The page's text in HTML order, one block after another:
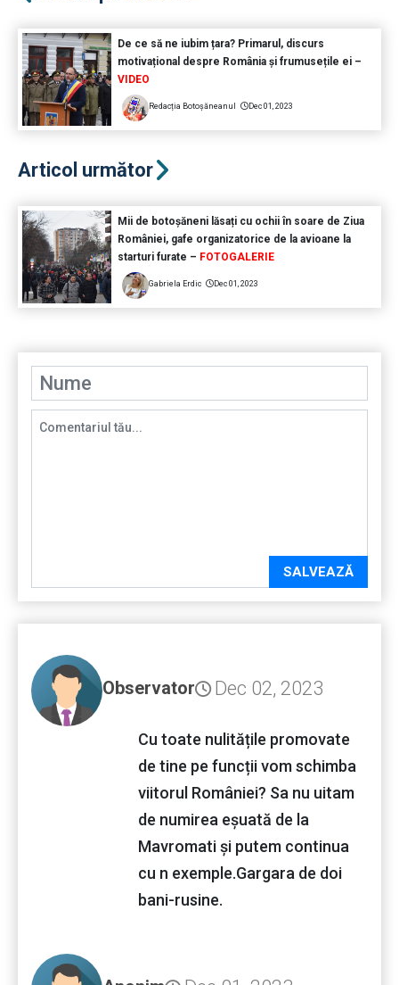
De ce să ne iubim țara? Primarul, discurs
motivațional despre România și frumusețile ei –
VIDEO
Redacția Botoșăneanul Dec 01, 2023
Articol următor
Mii de botoșăneni lăsați cu ochii în soare de Ziua
României, gafe organizatorice de la avioane la
starturi furate – FOTOGALERIE
Gabriela Erdic Dec 01, 2023
SALVEAZĂ
Observator Dec 02, 2023
Cu toate nulitățile promovate
de tine pe funcții vom schimba
viitorul României? Sa nu uitam
de numirea eșuată de la
Mavromati și putem continua
cu n exemple.Gargara de doi
bani-rusine.